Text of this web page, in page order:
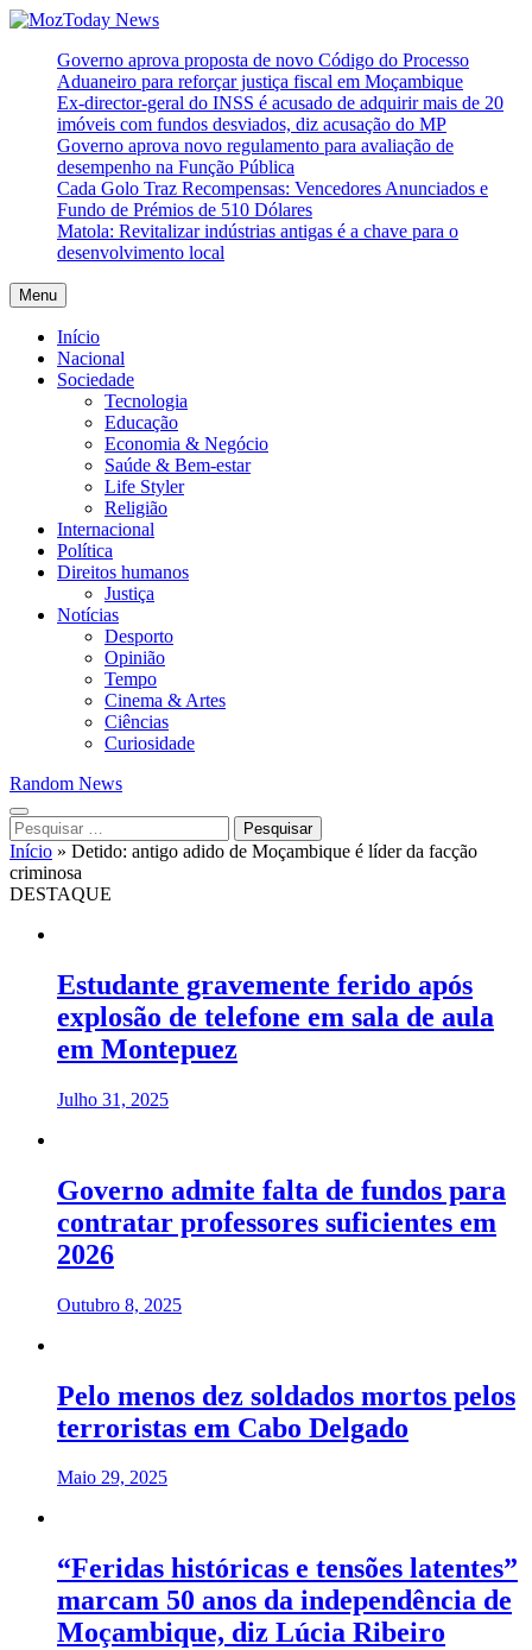
Skip
content
MozToday News
Onde a gente lê.
Governo aprova proposta de novo Código do Processo
Aduaneiro para reforçar justiça fiscal em Moçambique
Ex-director-geral do INSS é acusado de adquirir mais de 20
imóveis com fundos desviados, diz acusação do MP
Governo aprova novo regulamento para avaliação de
desempenho na Função Pública
Cada Golo Traz Recompensas: Vencedores Anunciados e
Fundo de Prémios de 510 Dólares
Matola: Revitalizar indústrias antigas é a chave para o
desenvolvimento local
Menu
Início
Nacional
Sociedade
Tecnologia
Educação
Economia & Negócio
Saúde & Bem-estar
Life Styler
Religião
Internacional
Política
Direitos humanos
Justiça
Notícias
Desporto
Opinião
Tempo
Cinema & Artes
Ciências
Curiosidade
Random News
Pesquisar
por:
Início » Detido: antigo adido de Moçambique é líder da facção
criminosa
DESTAQUE
Estudante gravemente ferido após
explosão de telefone em sala de aula
em Montepuez
Julho 31, 2025
Governo admite falta de fundos para
contratar professores suficientes em
2026
Outubro 8, 2025
Pelo menos dez soldados mortos pelos
terroristas em Cabo Delgado
Maio 29, 2025
“Feridas históricas e tensões latentes”
marcam 50 anos da independência de
Moçambique, diz Lúcia Ribeiro